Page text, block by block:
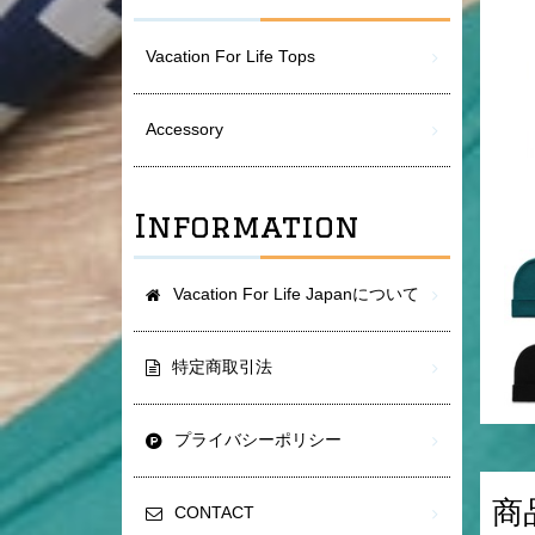
商
Vacation For Life Tops
Accessory
Information
Vacation For Life Japanについて
特定商取引法
プライバシーポリシー
CONTACT